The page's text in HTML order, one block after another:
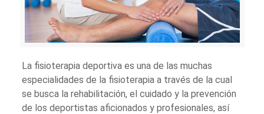
La fisioterapia deportiva es una de las muchas
especialidades de la fisioterapia a través de la cual
se busca la rehabilitación, el cuidado y la prevención
de los deportistas aficionados y profesionales, así